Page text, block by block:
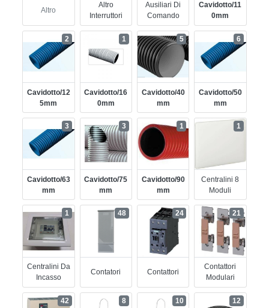
Altro
Altro
Interruttori
Ausiliari Di
Comando
Cavidotto/11
0mm
Cavidotto/12
5mm
2
Cavidotto/16
0mm
1
Cavidotto/40
Mm
5
Cavidotto/50
Mm
6
Cavidotto/63
Mm
3
Cavidotto/75
Mm
3
Cavidotto/90
Mm
1
Centralini 8
Moduli
1
Centralini Da
Incasso
1
Contatori
48
Contattori
24
Contattori
Modulari
21
42 8 10 12